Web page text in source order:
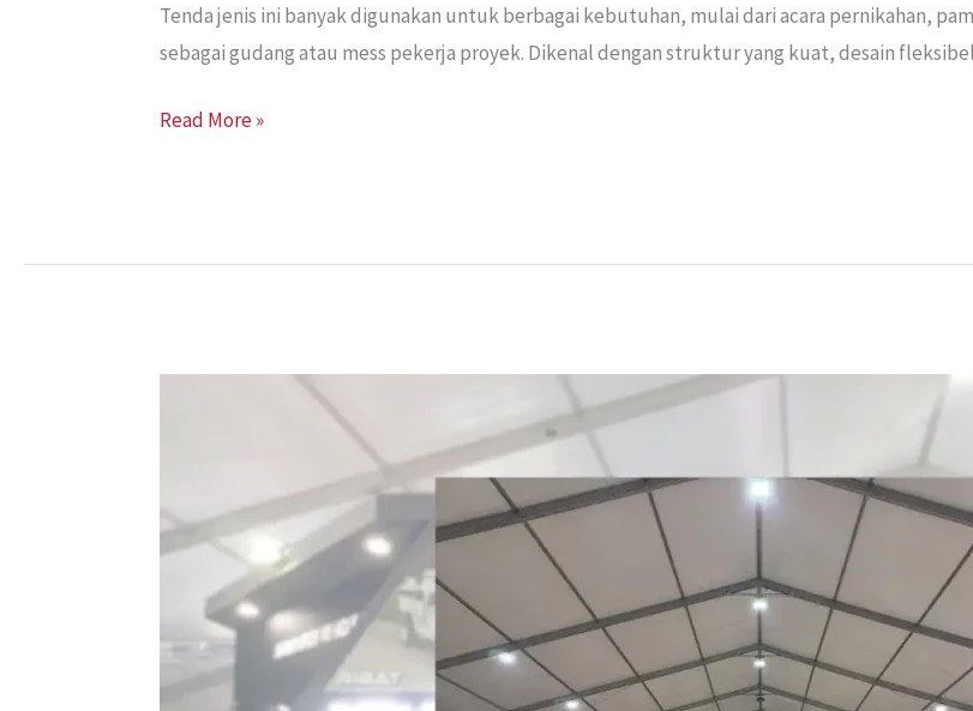
Tenda jenis ini banyak digunakan untuk berbagai kebutuhan, mulai dari acara pernikahan,
sebagai gudang atau mess pekerja proyek. Dikenal dengan struktur yang kuat, desain
Read More »